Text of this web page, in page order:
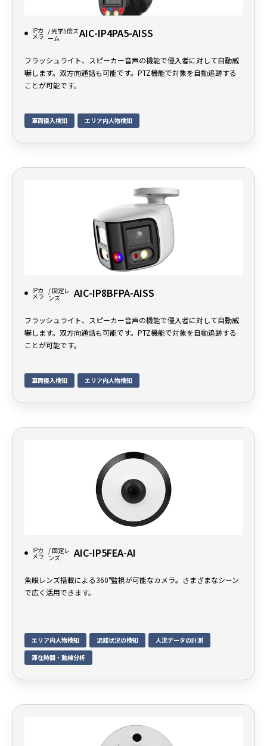
IPカ
メラ
/ 光学5倍ズ
ーム
AIC-IP4PA5-AISS
フラッシュライト、スピーカー音声の機能で侵入者に対して自動威
嚇します。双方向通話も可能です。PTZ機能で対象を自動追跡する
ことが可能です。
車両侵入検知 エリア内人物検知
IPカ
メラ
/ 固定レ
ンズ
AIC-IP8BFPA-AISS
フラッシュライト、スピーカー音声の機能で侵入者に対して自動威
嚇します。双方向通話も可能です。PTZ機能で対象を自動追跡する
ことが可能です。
車両侵入検知 エリア内人物検知
IPカ
メラ
/ 固定レ
ンズ
AIC-IP5FEA-AI
魚眼レンズ搭載による360°監視が可能なカメラ。さまざまなシーン
で広く活用できます。
エリア内人物検知 混雑状況の検知
人流データの計測
滞在時間・動線分析